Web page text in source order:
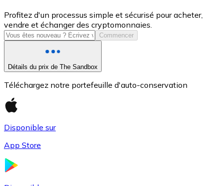
USD Coin
USDC
Profitez d'un processus simple et sécurisé pour acheter,
vendre et échanger des cryptomonnaies.
Commencer
Détails du prix de The Sandbox
Téléchargez notre portefeuille d'auto-conservation
Disponible sur
App Store